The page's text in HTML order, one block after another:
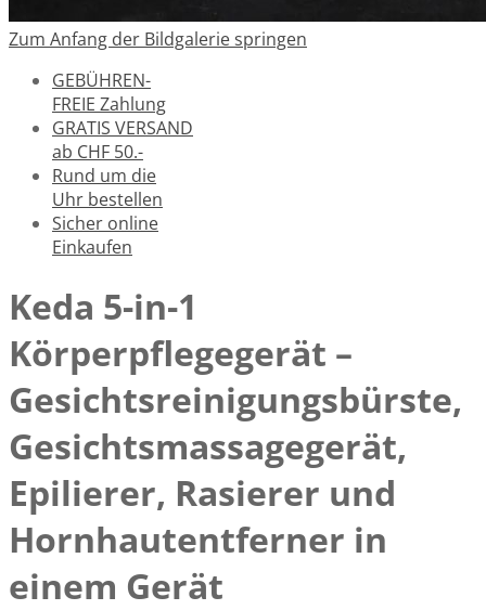
Zum Anfang der Bildgalerie springen
GEBÜHREN-
FREIE Zahlung
GRATIS VERSAND
ab CHF 50.-
Rund um die
Uhr bestellen
Sicher online
Einkaufen
Keda 5-in-1
Körperpflegegerät –
Gesichtsreinigungsbürste,
Gesichtsmassagegerät,
Epilierer, Rasierer und
Hornhautentferner in
einem Gerät